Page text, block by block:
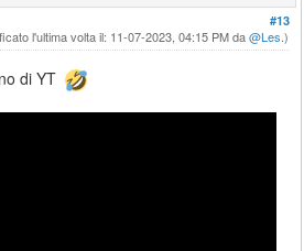
#13
l'ultima volta il: 11-07-2023, 04:15 PM da@Les .)
di YT